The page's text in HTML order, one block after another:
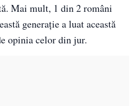
Mai mult, 1 din 2 români
generație a luat această
opinia celor din jur.